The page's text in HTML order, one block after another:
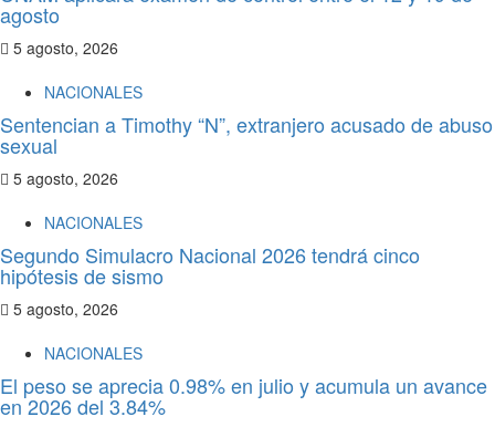
agosto
5 agosto, 2026
NACIONALES
Sentencian a Timothy “N”, extranjero acusado de abuso
sexual
5 agosto, 2026
NACIONALES
Segundo Simulacro Nacional 2026 tendrá cinco
hipótesis de sismo
5 agosto, 2026
NACIONALES
El peso se aprecia 0.98% en julio y acumula un avance
en 2026 del 3.84%